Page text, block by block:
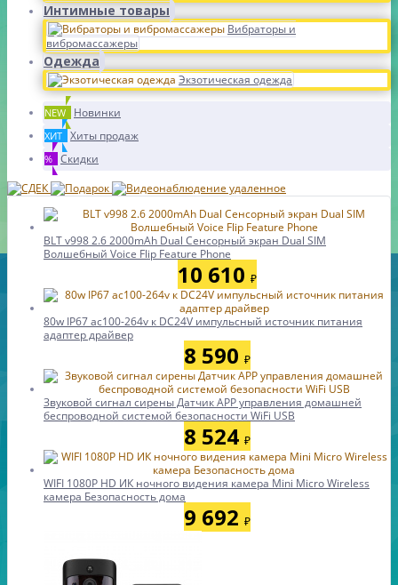
Интимные товары
Вибраторы и
вибромассажеры
Одежда
Экзотическая одежда
NEW Новинки
ХИТ Хиты продаж
% Скидки
BLT v998 2.6 2000mAh Dual Сенсорный экран Dual SIM
Волшебный Voice Flip Feature Phone
10 610 ₽
80w IP67 ac100-264v к DC24V импульсный источник питания
адаптер драйвер
8 590 ₽
Звуковой сигнал сирены Датчик APP управления домашней
беспроводной системой безопасности WiFi USB
8 524 ₽
WIFI 1080P HD ИК ночного видения камера Mini Micro Wireless
камера Безопасность дома
9 692 ₽